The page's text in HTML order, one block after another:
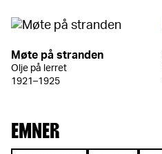
Møte på stranden
Olje på lerret
1921–1925
EMNER